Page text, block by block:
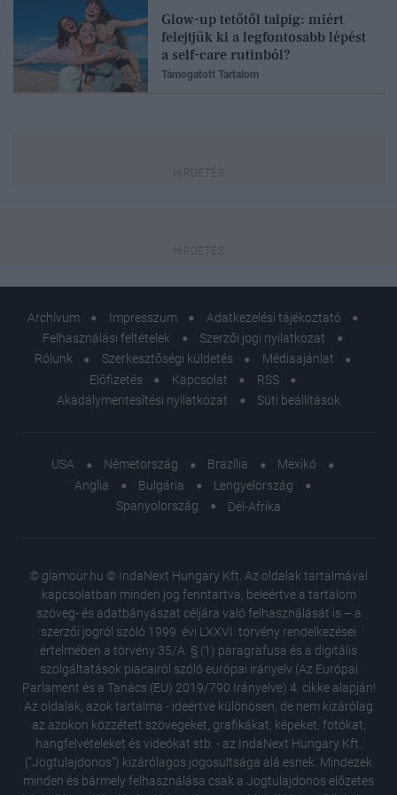
Glow-up tetőtől talpig: miért
felejtjük ki a legfontosabb lépést
a self-care rutinból?
Támogatott Tartalom
Archívum Impresszum
Adatkezelési tájékoztató
Felhasználási feltételek
Szerzői jogi nyilatkozat
Rólunk
Szerkesztőségi küldetés
Médiaajánlat
Előfizetés
Kapcsolat
RSS
Akadálymentesítési nyilatkozat
Süti beállítások
USA Németország Brazília
Mexikó
Anglia
Bulgária
Lengyelország
Spanyolország
Dél-Afrika
© glamour.hu © IndaNext Hungary Kft. Az oldalak tartalmával
kapcsolatban minden jog fenntartva, beleértve a tartalom
szöveg- és adatbányászat céljára való felhasználását is – a
szerzői jogról szóló 1999. évi LXXVI. törvény rendelkezései
értelmében a törvény 35/A. § (1) paragrafusa és a digitális
szolgáltatások piacairól szóló európai irányelv (Az Európai
Parlament és a Tanács (EU) 2019/790 Irányelve) 4. cikke alapján!
Az oldalak, azok tartalma - ideértve különösen, de nem kizárólag
az azokon közzétett szövegeket, grafikákat, képeket, fotókat,
hangfelvételeket és videókat stb. - az IndaNext Hungary Kft.
("Jogtulajdonos") kizárólagos jogosultsága alá esnek. Mindezek
minden és bármely felhasználása csak a Jogtulajdonos előzetes